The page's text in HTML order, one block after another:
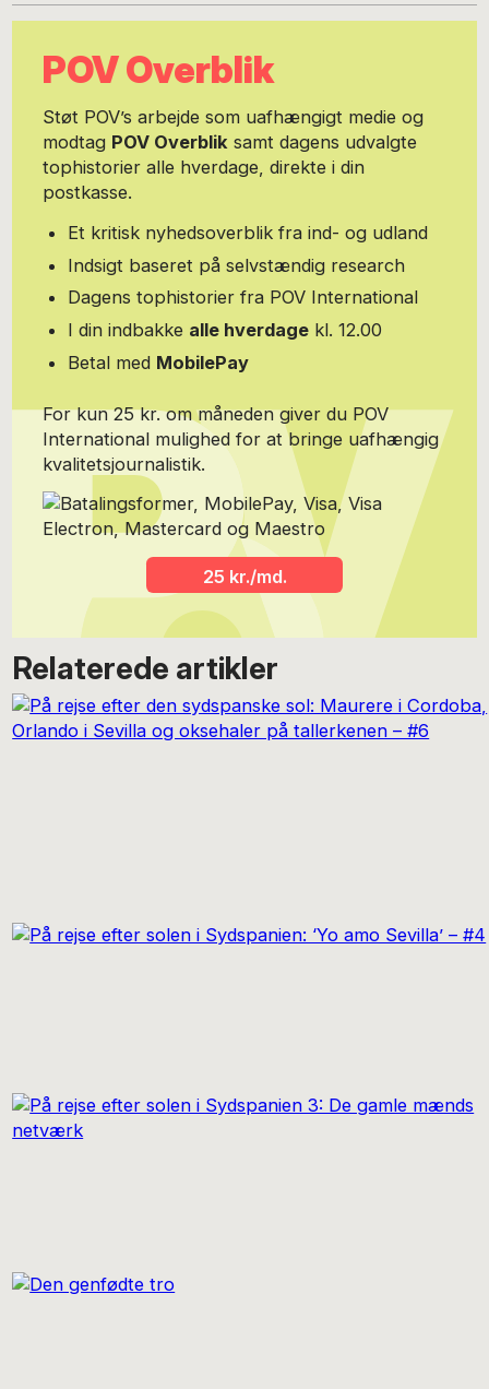
Kgl Teater. Jeg er meget optaget af musik og kunst, både The
pigegrupperne i 1960’erne. Jeg bor i Charlottenlund med min frue.
Har du lyst til støtte min skribentvirksomhed modtager jeg gerne
kontakt med mig på jens@dizzybild.dk og se mine fotografier på
dizzybild.dk
POV Overblik
Støt POV’s arbejde som uafhængigt medie og
modtag POV Overbliksamt dagens udvalgte
tophistorier alle hverdage, direkte i din
postkasse.
Et kritisk nyhedsoverblik fra ind- og udland
Indsigt baseret på selvstændig research
Dagens tophistorier fra POV International
I din indbakke alle hverdage kl. 12.00
Betal med MobilePay
For kun 25 kr. om måneden giver du POV
International mulighed for at bringe uafhængig
kvalitetsjournalistik.
25 kr./md.
Relaterede artikler